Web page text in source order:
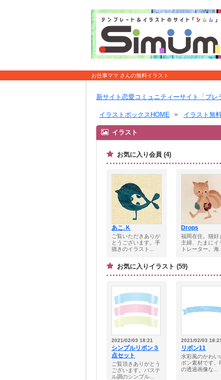
お仕事ママ さんの無料イラスト
新サイト恋愛コミュニティーサイト「ブレ
イラストボックスHOME イラスト無
イラスト
お気に入り会員 (4)
あこ.Ｋ
ご覧いただきありが
とうございます。手
描きのイラスト...
Drops
福岡在住。猫好
主婦、たまにイ
トレーター。海
お気に入りイラスト (59)
2021/02/03 18:21
シンプルリボン３
点セット
ご覧頂きありがとう
ございます。パステ
ル調のシンプル...
2021/02/03
リボン11
水彩風のかわい
ボン素材です。
の透過画像な...